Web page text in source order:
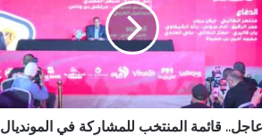
عاجل.. قائمة المنتخب للمشاركة في المونديال